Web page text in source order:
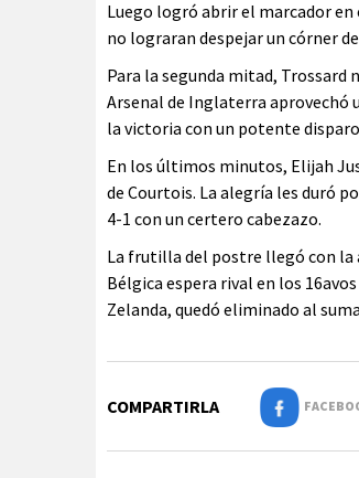
Luego logró abrir el marcador en
no lograran despejar un córner
Para la segunda mitad, Trossard
Arsenal de Inglaterra aprovechó
la victoria con un potente
En los últimos minutos, Elijah
de Courtois. La alegría les duró
4-1 con un certero cabezazo.
La frutilla del postre llegó con la
Bélgica espera rival en los
Zelanda, quedó eliminado al
COMPARTIRLA